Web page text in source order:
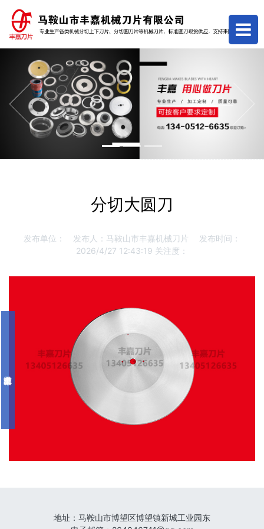
Previous
分切大圆刀
发布单位： 发布人：马鞍山市丰嘉机械刀片
发布时间：
2026/4/27 12:43:19 关注度：
地址： 马鞍山市博望区博望镇新城工业园东